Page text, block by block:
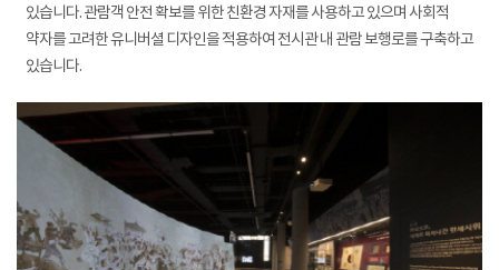
있습니다. 관람객 안전 확보를 위한 친환경 자재를 사용하고 있으며 사회적
약자를 고려한 유니버셜 디자인을 적용하여 전시관 내 관람 보행로를 구축하고
있습니다.